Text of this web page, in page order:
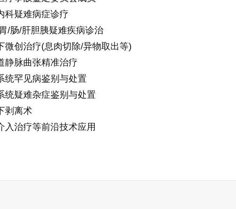
科疑难病症诊疗
/肠/肝胆胰疑难疾病诊治
微创治疗(息肉切除/异物取出等)
静脉曲张精准治疗
统罕见病鉴别与处置
统疑难杂症鉴别与处置
剥离术
入治疗等前沿技术应用